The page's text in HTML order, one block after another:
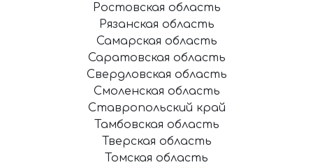
Ростовская область
Рязанская область
Самарская область
Саратовская область
Свердловская область
Смоленская область
Ставропольский край
Тамбовская область
Тверская область
Томская область